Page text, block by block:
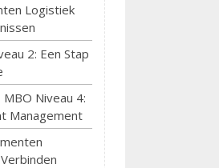
Logistiek
2: Een Stap
Niveau 4:
Management